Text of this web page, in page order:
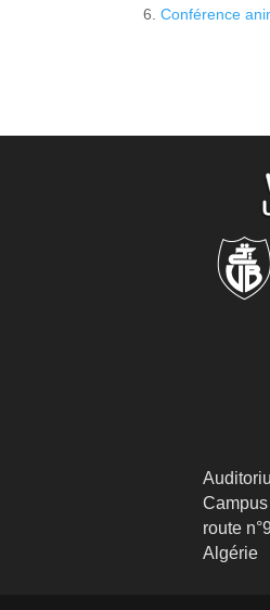
Conférence
route
Algérie